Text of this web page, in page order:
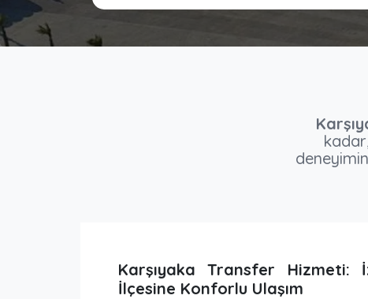
Karşıyaka Transfer Hizmeti:
İlçesine Konforlu Ulaşım